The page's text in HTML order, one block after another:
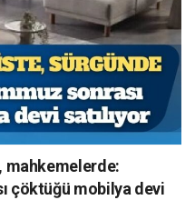
mahkemelerde:
çöktüğü mobilya devi